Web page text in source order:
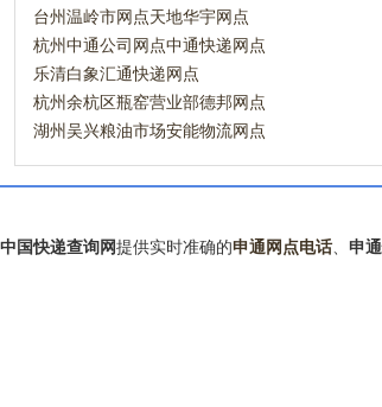
台州温岭市网点天地华宇网点
杭州中通公司网点中通快递网点
乐清白象汇通快递网点
杭州余杭区瓶窑营业部德邦网点
湖州吴兴粮油市场安能物流网点
中国快递查询网提供实时准确的申通网点电话、 申